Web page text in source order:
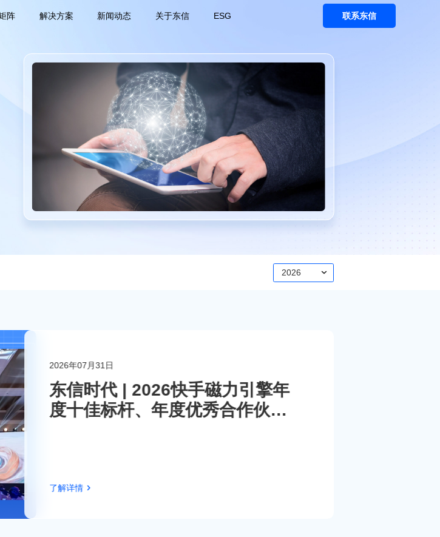
阵 解决方案 新闻动态 关于东信 ESG
联系东信
联系东信
2026
2026年07月31日
东信时代 | 2026快手磁力引擎年
度十佳标杆、年度优秀合作伙
了解详情